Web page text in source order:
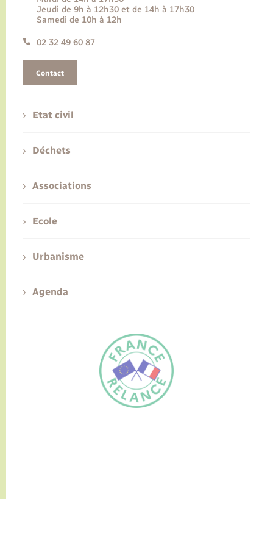
FR
Jeudi de 9h à 12h30 et de 14h à 17h30
Samedi de 10h à 12h
02 32 49 60 87
Contact
Etat civil
Déchets
Associations
Ecole
Urbanisme
Agenda